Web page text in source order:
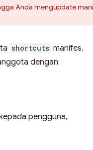
Anda mengupdate
shortcuts manifes.
dengan
pengguna,